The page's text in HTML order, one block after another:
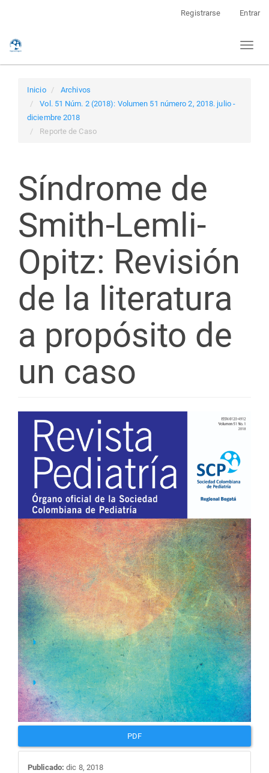
Registrarse Entrar
Toggle
Inicio
Archivos
Vol. 51 Núm. 2 (2018): Volumen 51 número 2, 2018. julio -
diciembre 2018
Reporte de Caso
Síndrome de
Smith-Lemli-
Opitz: Revisión
de la literatura
a propósito de
un caso
Barra
lateral
del
artículo
PDF
Publicado: dic 8, 2018